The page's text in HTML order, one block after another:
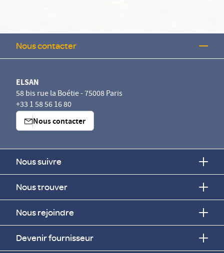
Nous contacter
ELSAN
58 bis rue la Boétie - 75008 Paris
+33 1 58 56 16 80
Nous contacter
Nous suivre
Nous trouver
Nous rejoindre
Devenir fournisseur